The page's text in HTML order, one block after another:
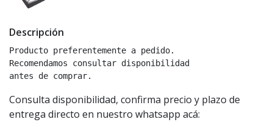
Descripción
Producto preferentemente a pedido.
Recomendamos consultar disponibilidad
antes de comprar.
Consulta disponibilidad, confirma precio y plazo de
entrega directo en nuestro whatsapp acá: